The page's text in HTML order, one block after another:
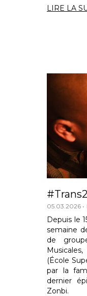
LIRE LA
05.03.2026
Depuis le
semaine
de
(École
par la
dernier
Zonbi.